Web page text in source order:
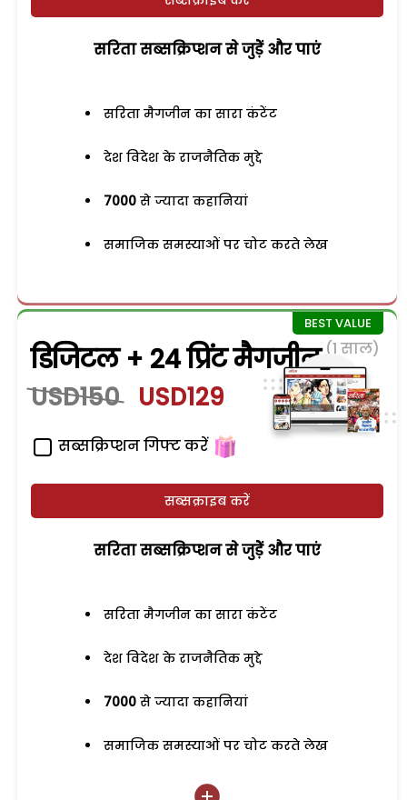
सरिता सब्सक्रिप्शन से जुड़ेें और पाएं
सरिता मैगजीन का सारा कंटेंट
देश विदेश के राजनैतिक मुद्दे
7000 से ज्यादा कहानियां
समाजिक समस्याओं पर चोट करते लेख
डिजिटल + 24 प्रिंट मैगजीन (1 साल)
USD150 USD129
सब्सक्रिप्शन गिफ्ट करें
सब्सक्राइब करें
सरिता सब्सक्रिप्शन से जुड़ेें और पाएं
सरिता मैगजीन का सारा कंटेंट
देश विदेश के राजनैतिक मुद्दे
7000 से ज्यादा कहानियां
समाजिक समस्याओं पर चोट करते लेख